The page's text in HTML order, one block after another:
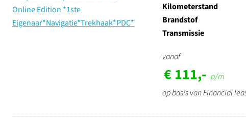
Kilometerstand
Brandstof
Transmissie
vanaf
€ 111,- p/m
op basis van Financial